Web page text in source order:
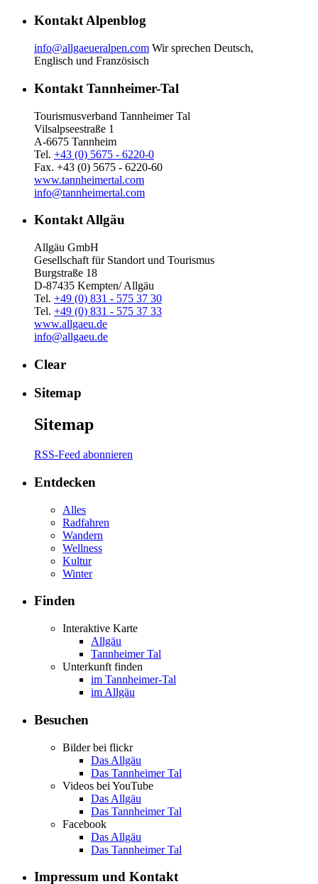
Kontakt Alpenblog
info@allgaeueralpen.com Wir sprechen Deutsch,
Englisch und Französisch
Kontakt Tannheimer-Tal
Tourismusverband Tannheimer Tal
Vilsalpseestraße 1
A-6675 Tannheim
Tel. +43 (0) 5675 - 6220-0
Fax. +43 (0) 5675 - 6220-60
www.tannheimertal.com
info@tannheimertal.com
Kontakt Allgäu
Allgäu GmbH
Gesellschaft für Standort und Tourismus
Burgstraße 18
D-87435 Kempten/ Allgäu
Tel. +49 (0) 831 - 575 37 30
Tel. +49 (0) 831 - 575 37 33
www.allgaeu.de
info@allgaeu.de
Clear
Sitemap
Sitemap
RSS-Feed abonnieren
Entdecken
Alles
Radfahren
Wandern
Wellness
Kultur
Winter
Finden
Interaktive Karte
Allgäu
Tannheimer Tal
Unterkunft finden
im Tannheimer-Tal
im Allgäu
Besuchen
Bilder bei flickr
Das Allgäu
Das Tannheimer Tal
Videos bei YouTube
Das Allgäu
Das Tannheimer Tal
Facebook
Das Allgäu
Das Tannheimer Tal
Impressum und Kontakt